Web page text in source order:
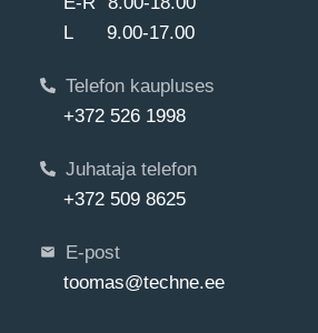
L 9.00-17.00
Telefon kaupluses
+372 526 1998
Juhataja telefon
+372 509 8625
E-post
toomas@techne.ee